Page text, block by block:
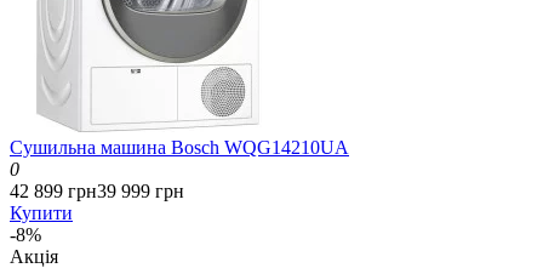
Сушильна машина Bosch WQG14210UA
0
42 899 грн39 999 грн
Купити
-8%
Акція